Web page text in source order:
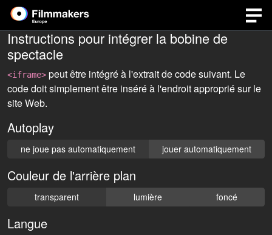
Instructions pour intégrer la bobine de
spectacle
<iframe> peut être intégré à l'extrait de code suivant. Le
code doit simplement être inséré à l'endroit approprié sur le
site Web.
Autoplay
ne joue pas automatiquement jouer automatiquement
Couleur de l'arrière plan
transparent lumière foncé
Langue